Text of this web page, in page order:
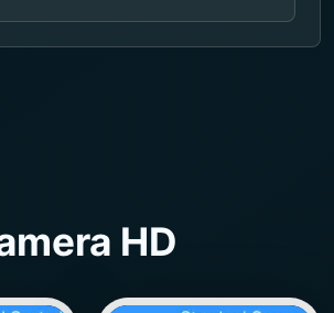
HD